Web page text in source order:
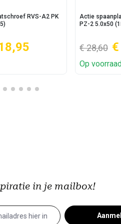
RVS-A2 PK
Actie
PZ-2 5.0x50
€ 28,60
Op
in je mailbox!